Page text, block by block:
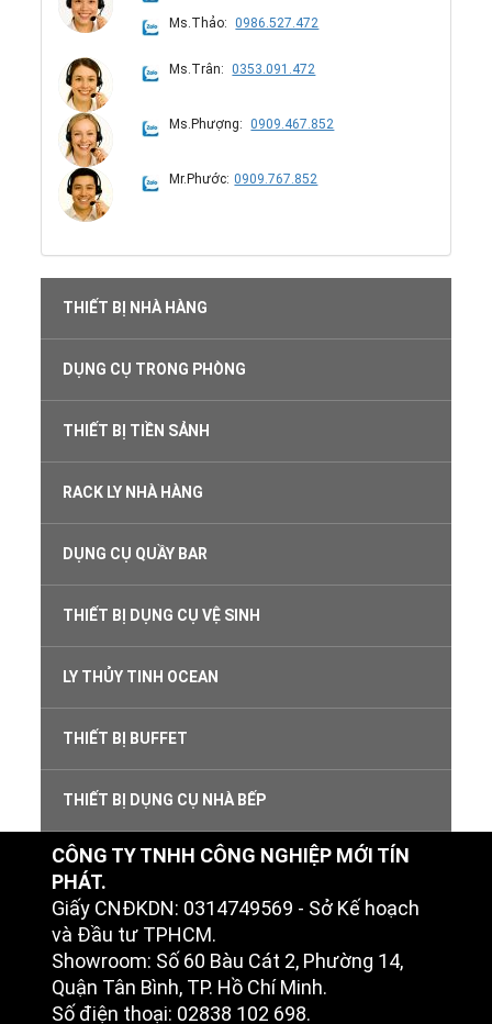
Ms.Thảo: 0986.527.472
Ms.Trân: 0353.091.472
Ms.Phượng: 0909.467.852
Mr.Phước: 0909.767.852
THIẾT BỊ NHÀ HÀNG
DỤNG CỤ TRONG PHÒNG
THIẾT BỊ TIỀN SẢNH
RACK LY NHÀ HÀNG
DỤNG CỤ QUẦY BAR
THIẾT BỊ DỤNG CỤ VỆ SINH
LY THỦY TINH OCEAN
THIẾT BỊ BUFFET
THIẾT BỊ DỤNG CỤ NHÀ BẾP
CÔNG TY TNHH CÔNG NGHIỆP MỚI TÍN
PHÁT.
Giấy CNĐKDN: 0314749569 - Sở Kế hoạch
và Đầu tư TPHCM.
Showroom: Số 60 Bàu Cát 2, Phường 14,
Quận Tân Bình, TP. Hồ Chí Minh.
Số điện thoại: 02838 102 698.